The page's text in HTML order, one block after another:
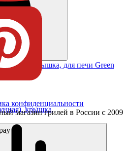
крышка,
конфиденциальности
магазин грилей в России с 2009